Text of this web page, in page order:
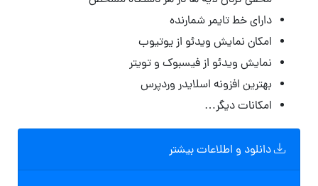
دارای خط تایمر شمارنده
امکان نمایش ویدئو از یوتیوب
نمایش ویدئو از فیسبوک و تویتر
بهترین افزونه اسلایدر وردپرس
امکانات دیگر…
دانلود و اطلاعات بیشتر